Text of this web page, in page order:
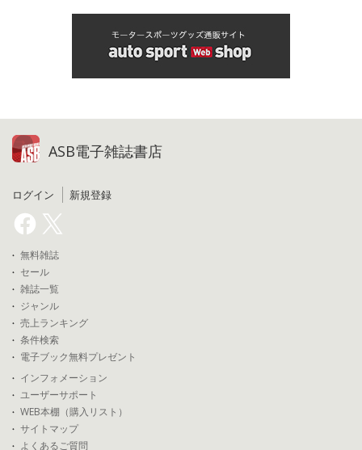
ASB電子雑誌書店
ログイン 新規登録
無料雑誌
セール
雑誌一覧
ジャンル
売上ランキング
条件検索
電子ブック無料プレゼント
インフォメーション
ユーザーサポート
WEB本棚（購入リスト）
サイトマップ
よくあるご質問